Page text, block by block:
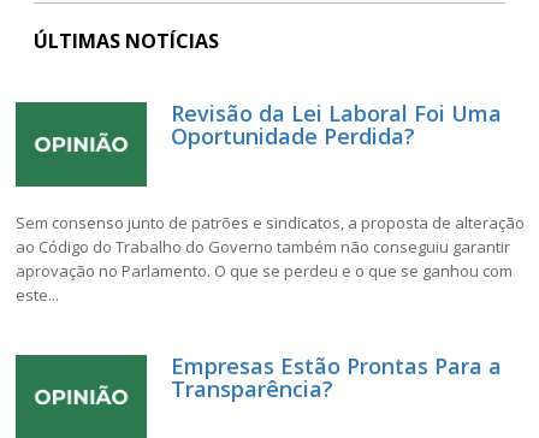
ÚLTIMAS NOTÍCIAS
Revisão da Lei Laboral Foi Uma
Oportunidade Perdida?
Sem consenso junto de patrões e sindicatos, a proposta de alteração
ao Código do Trabalho do Governo também não conseguiu garantir
aprovação no Parlamento. O que se perdeu e o que se ganhou com
este...
Empresas Estão Prontas Para a
Transparência?